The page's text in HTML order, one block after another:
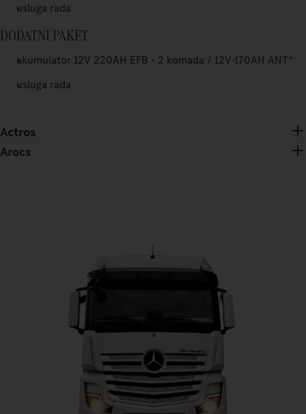
usluga rada
DODATNI PAKET
akumulator 12V 220AH EFB - 2 komada / 12V-170AH ANT*
usluga rada
Actros
Arocs